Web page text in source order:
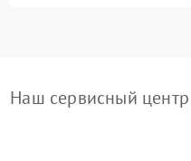
Наш сервисный